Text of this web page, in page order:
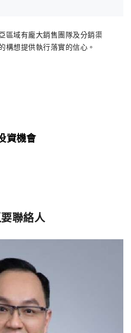
區域有龐大銷售團隊及分銷渠
構想提供執行落實的信心。
資機會
要聯絡人